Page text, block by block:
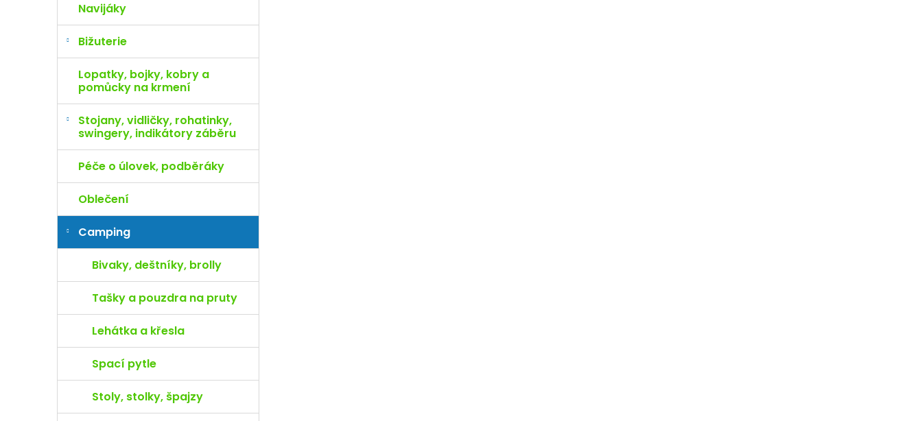
Navijáky
Bižuterie
Lopatky, bojky, kobry a
pomůcky na krmení
Stojany, vidličky, rohatinky,
swingery, indikátory záběru
Péče o úlovek, podběráky
Oblečení
Camping
Bivaky, deštníky, brolly
Tašky a pouzdra na pruty
Lehátka a křesla
Spací pytle
Stoly, stolky, špajzy